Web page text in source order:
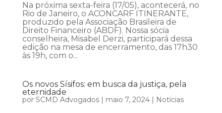
Na próxima sexta-feira (17/05), acontecerá, no
Rio de Janeiro, o ACONCARF ITINERANTE,
produzido pela Associação Brasileira de
Direito Financeiro (ABDF). Nossa sócia
conselheira, Misabel Derzi, participará dessa
edição na mesa de encerramento, das 17h30
às 19h, com o...
Os novos Sísifos: em busca da justiça, pela
eternidade
por SCMD Advogados| maio 7, 2024| Notícias